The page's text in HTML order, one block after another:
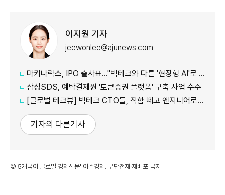
이지원 기자
jeewonlee@ajunews.com
마키나락스, IPO 출사표…"빅테크와 다른 '현장형 AI'로 승부"
삼성SDS, 예탁결제원 '토큰증권 플랫폼' 구축 사업 수주
[글로벌 테크뷰] 빅테크 CTO들, 직함 떼고 엔지니어로 유턴...'앤트로픽행 러시' 이유는
기자의 다른기사
©'5개국어 글로벌 경제신문' 아주경제. 무단전재·재배포 금지